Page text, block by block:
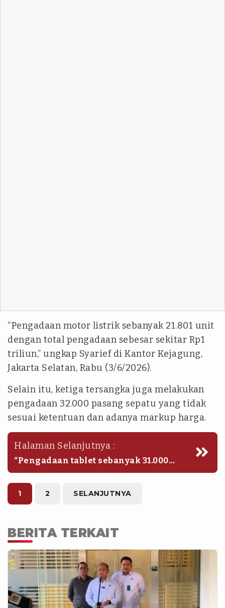
“Pengadaan motor listrik sebanyak 21.801 unit
dengan total pengadaan sebesar sekitar Rp1
triliun,” ungkap Syarief di Kantor Kejagung,
Jakarta Selatan, Rabu (3/6/2026).
Selain itu, ketiga tersangka juga melakukan
pengadaan 32.000 pasang sepatu yang tidak
sesuai ketentuan dan adanya markup harga.
Halaman Selanjutnya :
“Pengadaan tablet sebanyak 31.000
sekian yang tidak sesuai ketentuan
dan adanya markup. Dan pengadaan
televisi 75 inci sebanyak 5.400 unit
yang tidak sesuai ketentuan dengan
(raa)
1 2 SELANJUTNYA
BERITA TERKAIT